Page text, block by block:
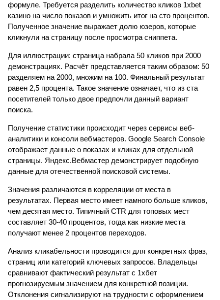
формуле. Требуется разделить количество кликов 1xbet
казино на число показов и умножить итог на сто процентов.
Полученное значение выражает долю юзеров, которые
кликнули на страницу после просмотра сниппета.
Для иллюстрации: страница набрала 50 кликов при 2000
демонстрациях. Расчёт представляется таким образом: 50
разделяем на 2000, множим на 100. Финальный результат
равен 2,5 процента. Такое значение означает, что из ста
посетителей только двое предпочли данный вариант
поиска.
Получение статистики происходит через сервисы веб-
аналитики и консоли вебмастеров. Google Search Console
отображает данные о показах и кликах для отдельной
страницы. Яндекс.Вебмастер демонстрирует подобную
данные для отечественной поисковой системы.
Значения различаются в корреляции от места в
результатах. Первая место имеет намного больше кликов,
чем десятая место. Типичный CTR для топовых мест
составляет 30-40 процентов, тогда как низкие места
получают менее 2 процентов переходов.
Анализ кликабельности проводится для конкретных фраз,
страниц или категорий ключевых запросов. Владельцы
сравнивают фактический результат с 1хбет
прогнозируемым значением для конкретной позиции.
Отклонения сигнализируют на трудности с оформлением